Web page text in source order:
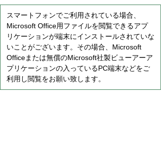
スマートフォンでご利用されている場合、
Microsoft Office用ファイルを閲覧できるアプ
リケーションが端末にインストールされていな
いことがございます。その場合、Microsoft
Officeまたは無償のMicrosoft社製ビューアーア
プリケーションの入っているPC端末などをご
利用し閲覧をお願い致します。